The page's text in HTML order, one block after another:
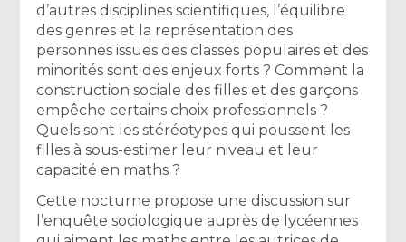
d’autres disciplines scientifiques, l’équilibre
des genres et la représentation des
personnes issues des classes populaires et des
minorités sont des enjeux forts ? Comment la
construction sociale des filles et des garçons
empêche certains choix professionnels ?
Quels sont les stéréotypes qui poussent les
filles à sous-estimer leur niveau et leur
capacité en maths ?
Cette nocturne propose une discussion sur
l’enquête sociologique auprès de lycéennes